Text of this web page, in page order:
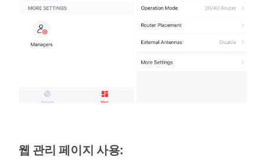
웹 관리 페이지 사용: